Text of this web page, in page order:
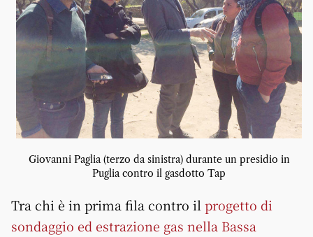
Giovanni Paglia (terzo da sinistra) durante un presidio in
Puglia contro il gasdotto Tap
Tra chi è in prima fila contro ilprogetto di
sondaggio ed estrazione gas nella Bassa